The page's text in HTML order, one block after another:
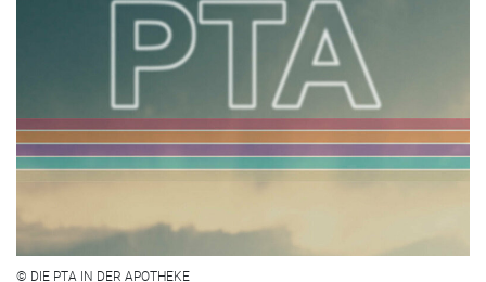
© DIE PTA IN DER APOTHEKE